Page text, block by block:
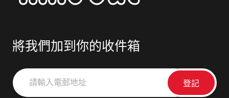
將我們加到你的收件箱
請
輸